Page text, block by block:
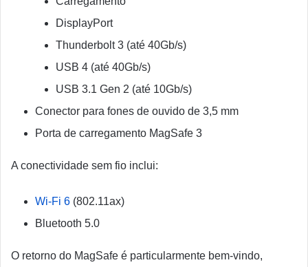
DisplayPort
Thunderbolt 3 (até 40Gb/s)
USB 4 (até 40Gb/s)
USB 3.1 Gen 2 (até 10Gb/s)
Conector para fones de ouvido de 3,5 mm
Porta de carregamento MagSafe 3
A conectividade sem fio inclui:
Wi-Fi 6 (802.11ax)
Bluetooth 5.0
O retorno do MagSafe é particularmente bem-vindo,